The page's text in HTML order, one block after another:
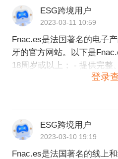
ESG跨境用户
2023-03-11 10:59
Fnac.es是法国著名的电子
牙的官方网站。以下是Fnac.es注册
18周岁或以上； - 提供完整
息，包括姓名、出生日期、
等； - 创建一个用于登录的
付等交易流程。 注册过程相对简单快捷，用户只需填
写必要信息并按照页面提示
登录
ESG跨境用户
2023-03-10 19:19
Fnac.es是法国著名的线上